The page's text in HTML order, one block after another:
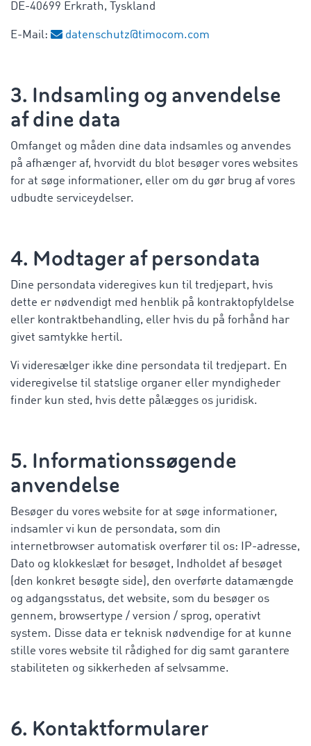
DE-40699 Erkrath, Tyskland
E-Mail: datenschutz@timocom.com
3. Indsamling og anvendelse
af dine data
Omfanget og måden dine data indsamles og anvendes
på afhænger af, hvorvidt du blot besøger vores websites
for at søge informationer, eller om du gør brug af vores
udbudte serviceydelser.
4. Modtager af persondata
Dine persondata videregives kun til tredjepart, hvis
dette er nødvendigt med henblik på kontraktopfyldelse
eller kontraktbehandling, eller hvis du på forhånd har
givet samtykke hertil.
Vi videresælger ikke dine persondata til tredjepart. En
videregivelse til statslige organer eller myndigheder
finder kun sted, hvis dette pålægges os juridisk.
5. Informationssøgende
anvendelse
Besøger du vores website for at søge informationer,
indsamler vi kun de persondata, som din
internetbrowser automatisk overfører til os: IP-adresse,
Dato og klokkeslæt for besøget, Indholdet af besøget
(den konkret besøgte side), den overførte datamængde
og adgangsstatus, det website, som du besøger os
gennem, browsertype / version / sprog, operativt
system. Disse data er teknisk nødvendige for at kunne
stille vores website til rådighed for dig samt garantere
stabiliteten og sikkerheden af selvsamme.
6. Kontaktformularer